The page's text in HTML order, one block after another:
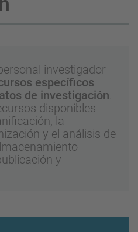
investigador
específicos
de investigación.
disponibles
la
y el análisis de
y